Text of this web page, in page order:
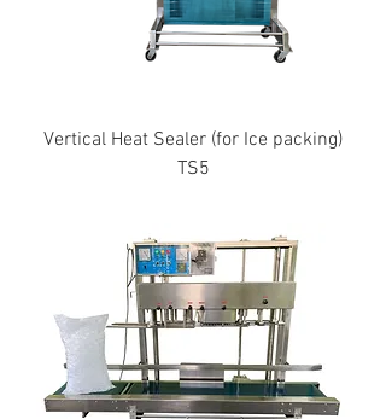
Vertical Heat Sealer (for Ice packing)
TS5